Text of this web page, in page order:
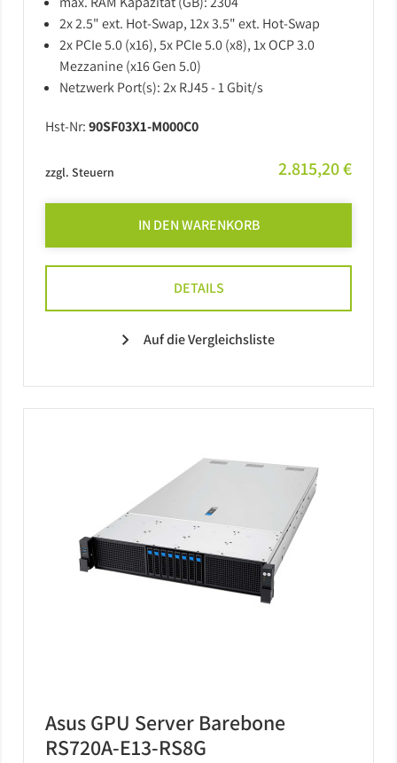
2x 2.5" ext. Hot-Swap, 12x 3.5" ext. Hot-Swap
2x PCIe 5.0 (x16), 5x PCIe 5.0 (x8), 1x OCP 3.0
Mezzanine (x16 Gen 5.0)
Netzwerk Port(s): 2x RJ45 - 1 Gbit/s
Hst-Nr:90SF03X1-M000C0
zzgl. Steuern 2.815,20 €
IN DEN WARENKORB
DETAILS
Auf die Vergleichsliste
Asus GPU Server Barebone
RS720A-E13-RS8G